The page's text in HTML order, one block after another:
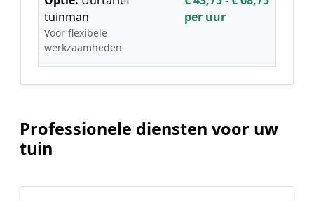
tuinman
Voor flexibele
werkzaamheden
per uur
Professionele diensten voor uw
tuin